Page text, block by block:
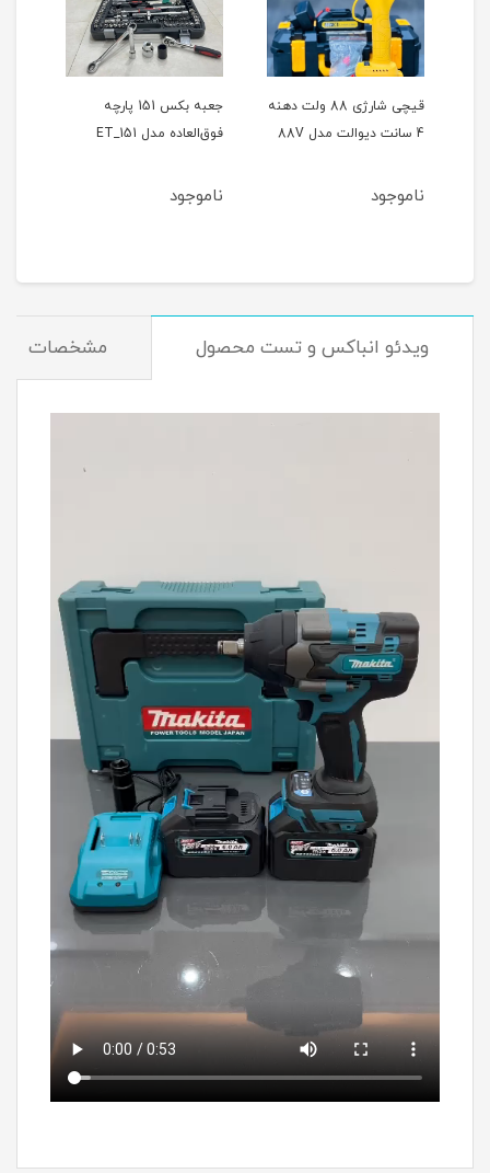
قیچی شارژی 88 ولت دهنه
4 سانت دیوالت مدل 88V
ناموجود
جعبه بکس 151 پارچه
فوق‌العاده مدل ET_151
ناموجود
ویدئو انباکس و تست محصول مشخصات